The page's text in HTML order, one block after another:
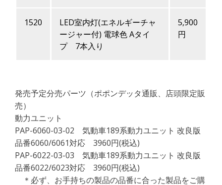
1520
LED室内灯(エネルギーチャ
ージャー付) 電球色 Aタイ
プ 7本入り
5,900
円
発売予定分売パーツ（ポポンデッタ通販、店頭限定販
売）
動力ユニット
PAP-6060-03-02 気動車189系動力ユニット 改良版
品番6060/6061対応 3960円(税込)
PAP-6022-03-03 気動車189系動力ユニット 改良版
品番6022/6023対応 3960円(税込)
＊必ず、お手持ちの製品の品番に合った製品をご購